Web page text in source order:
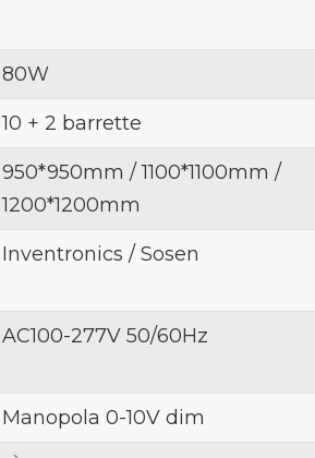
80W
10 + 2 barrette
950*950mm / 1100*1100mm /
1200*1200mm
Inventronics / Sosen
AC100-277V 50/60Hz
Manopola 0-10V dim